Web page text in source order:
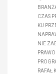
CZAS
KU
NIE
RAFAŁ